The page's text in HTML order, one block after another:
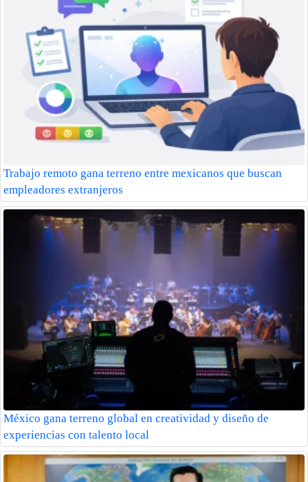
Trabajo remoto gana terreno entre mexicanos que buscan
empleadores extranjeros
México gana terreno global en creatividad y diseño de
experiencias con talento local